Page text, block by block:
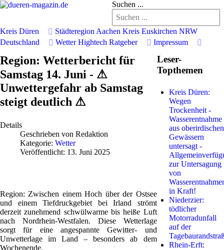
Suchen ...
Kreis Düren Städteregion Aachen Kreis Euskirchen NRW
Deutschland
Wetter Hightech Ratgeber Impressum
Region: Wetterbericht für
Samstag 14. Juni - ⚠
Unwettergefahr ab Samstag
steigt deutlich ⚠
Details
Geschrieben von Redaktion
Kategorie: Wetter
Veröffentlicht: 13. Juni 2025
Region: Zwischen einem Hoch über der Ostsee
und einem Tiefdruckgebiet bei Irland strömt
derzeit zunehmend schwülwarme bis heiße Luft
nach Nordrhein-Westfalen. Diese Wetterlage
sorgt für eine angespannte Gewitter- und
Unwetterlage im Land – besonders ab dem
Wochenende.
Leser-
Topthemen
Kreis Düren:
Wegen
Trockenheit -
Wasserentnahme
aus oberirdischen
Gewässern
untersagt -
zur Untersagung
von
in Kraft!
Niederzier:
tödlicher
Motorradunfall
auf der
Rhein-Erft: